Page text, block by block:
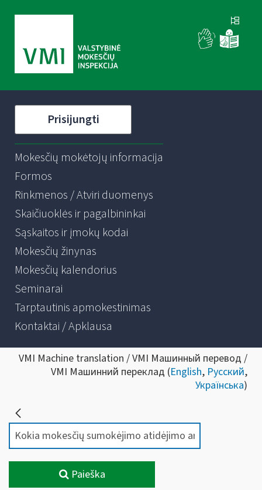
Prisijungti
Mokesčių mokėtojų informacija
Formos
Rinkmenos / Atviri duomenys
Skaičiuoklės ir pagalbininkai
Sąskaitos ir įmokų kodai
Mokesčių žinynas
Mokesčių kalendorius
Seminarai
Tarptautinis apmokestinimas
Kontaktai / Apklausa
VMI Machine translation / VMI Машинный перевод /
VMI Машинний переклад (English, Русский,
Українська)
Paieška